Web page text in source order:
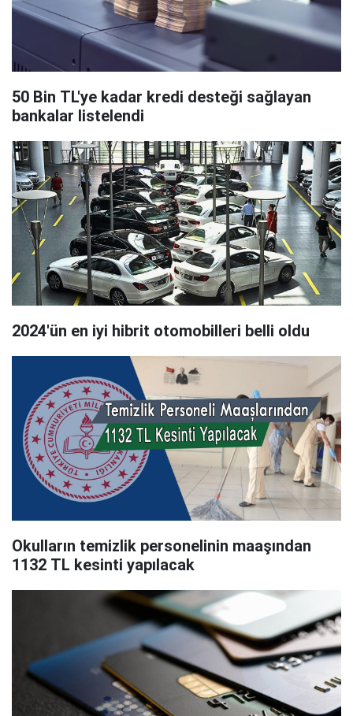
50 Bin TL'ye kadar kredi desteği sağlayan
bankalar listelendi
2024'ün en iyi hibrit otomobilleri belli oldu
Okulların temizlik personelinin maaşından
1132 TL kesinti yapılacak